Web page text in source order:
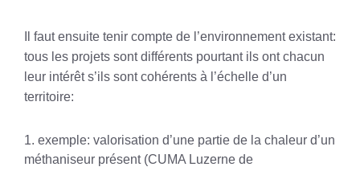
Il faut ensuite tenir compte de l’environnement existant:
tous les projets sont différents pourtant ils ont chacun
leur intérêt s’ils sont cohérents à l’échelle d’un
territoire:
exemple: valorisation d’une partie de la chaleur d’un
méthaniseur présent (CUMA Luzerne de